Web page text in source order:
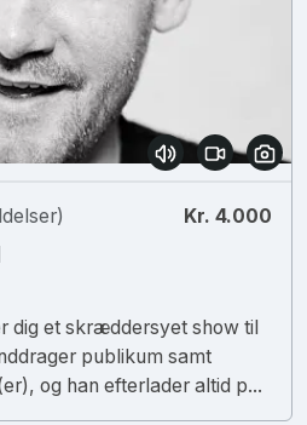
Kr. 4.000
dig et skræddersyet show til
publikum samt
og han efterlader altid p...